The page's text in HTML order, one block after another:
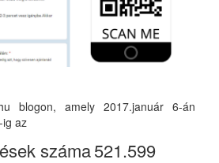
blogon, amely 2017.január 6-án
ig az
száma521.599